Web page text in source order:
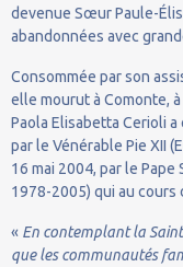
devenue Sœur Paule-
abandonnées avec
Consommée par son
elle mourut à Comonte,
Paola Elisabetta Cerioli
par le Vénérable Pie XII
16 mai 2004, par le Pape
1978-2005) qui au cours
« En contemplant la
que les communautés